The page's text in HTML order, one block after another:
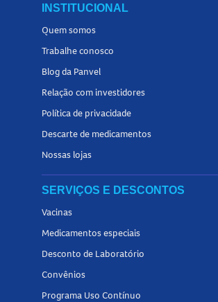
INSTITUCIONAL
Quem somos
Trabalhe conosco
Blog da Panvel
Relação com investidores
Política de privacidade
Descarte de medicamentos
Nossas lojas
SERVIÇOS E DESCONTOS
Vacinas
Medicamentos especiais
Desconto de Laboratório
Convênios
Programa Uso Contínuo